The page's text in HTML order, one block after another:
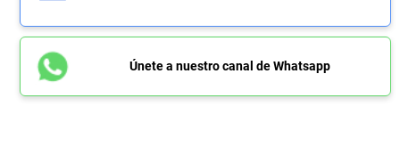
Únete a nuestro canal de Whatsapp